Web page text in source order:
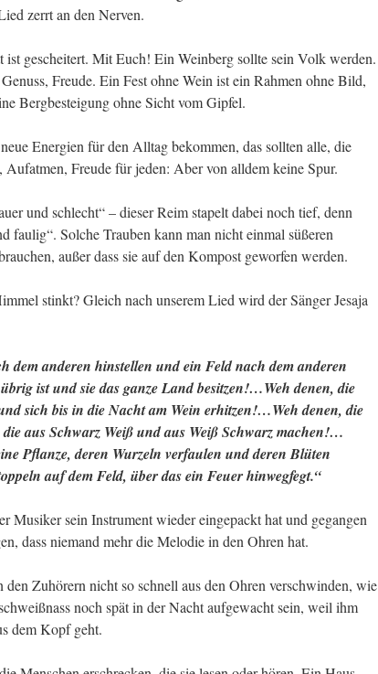
zerrt an den Nerven.
ist gescheitert. Mit Euch! Ein Weinberg sollte sein Volk werden.
Freude. Ein Fest ohne Wein ist ein Rahmen ohne Bild,
Bergbesteigung ohne Sicht vom Gipfel.
Energien für den Alltag bekommen, das sollten alle, die
Freude für jeden: Aber von alldem keine Spur.
und schlecht“ – dieser Reim stapelt dabei noch tief, denn
faulig“. Solche Trauben kann man nicht einmal süßeren
außer dass sie auf den Kompost geworfen werden.
stinkt? Gleich nach unserem Lied wird der Sänger Jesaja
dem anderen hinstellen und ein Feld nach dem anderen
ist und sie das ganze Land besitzen!…Weh denen, die
sich bis in die Nacht am Wein erhitzen!…Weh denen, die
die aus Schwarz Weiß und aus Weiß Schwarz machen!…
Pflanze, deren Wurzeln verfaulen und deren Blüten
auf dem Feld, über das ein Feuer hinwegfegt.“
Musiker sein Instrument wieder eingepackt hat und gegangen
dass niemand mehr die Melodie in den Ohren hat.
den Zuhörern nicht so schnell aus den Ohren verschwinden, wie
noch spät in der Nacht aufgewacht sein, weil ihm
dem Kopf geht.